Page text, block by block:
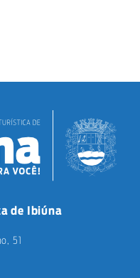
de Ibiúna
51